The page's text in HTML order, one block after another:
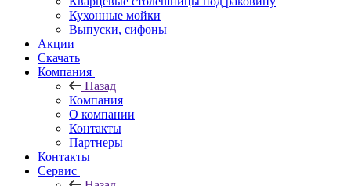
Кухонные мойки
Выпуски, сифоны
Акции
Скачать
Компания
Назад
Компания
О компании
Контакты
Партнеры
Контакты
Сервис